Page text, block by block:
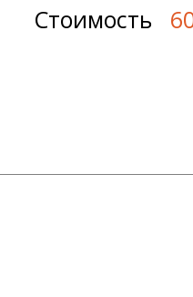
Стоимость